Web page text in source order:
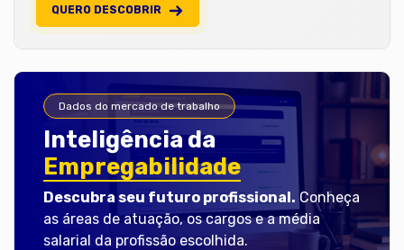
QUERO DESCOBRIR
Dados do mercado de trabalho
Inteligência da
Empregabilidade
Descubra seu futuro profissional. Conheça
as áreas de atuação, os cargos e a média
salarial da profissão escolhida.